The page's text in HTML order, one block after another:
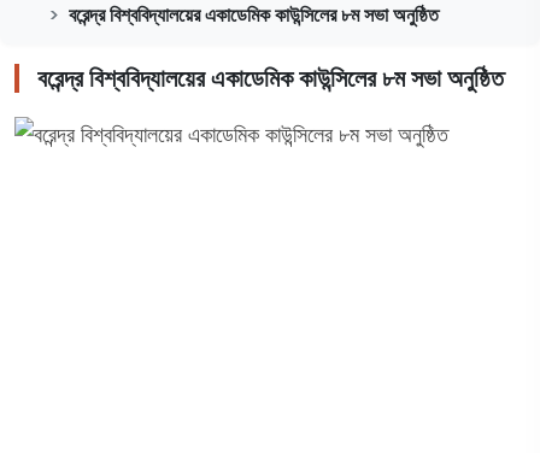
বরেন্দ্র বিশ্ববিদ্যালয়ের একাডেমিক কাউন্সিলের ৮ম সভা অনুষ্ঠিত
বরেন্দ্র বিশ্ববিদ্যালয়ের একাডেমিক কাউন্সিলের ৮ম সভা অনুষ্ঠিত